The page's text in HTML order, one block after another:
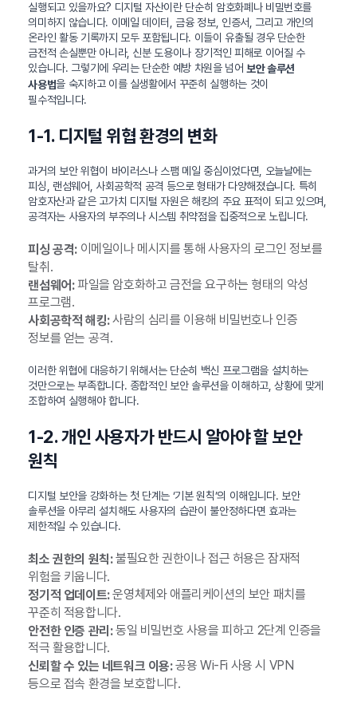
실행되고 있을까요? 디지털 자산이란 단순히 암호화폐나 비밀번호를
의미하지 않습니다. 이메일 데이터, 금융 정보, 인증서, 그리고 개인의
온라인 활동 기록까지 모두 포함됩니다. 이들이 유출될 경우 단순한
금전적 손실뿐만 아니라, 신분 도용이나 장기적인 피해로 이어질 수
있습니다. 그렇기에 우리는 단순한 예방 차원을 넘어 보안 솔루션
사용법을 숙지하고 이를 실생활에서 꾸준히 실행하는 것이
필수적입니다.
1-1. 디지털 위협 환경의 변화
과거의 보안 위협이 바이러스나 스팸 메일 중심이었다면, 오늘날에는
피싱, 랜섬웨어, 사회공학적 공격 등으로 형태가 다양해졌습니다. 특히
암호자산과 같은 고가치 디지털 자원은 해킹의 주요 표적이 되고 있으며,
공격자는 사용자의 부주의나 시스템 취약점을 집중적으로 노립니다.
피싱 공격:이메일이나 메시지를 통해 사용자의 로그인 정보를
탈취.
랜섬웨어:파일을 암호화하고 금전을 요구하는 형태의 악성
프로그램.
사회공학적 해킹:사람의 심리를 이용해 비밀번호나 인증
정보를 얻는 공격.
이러한 위협에 대응하기 위해서는 단순히 백신 프로그램을 설치하는
것만으로는 부족합니다. 종합적인 보안 솔루션을 이해하고, 상황에 맞게
조합하여 실행해야 합니다.
1-2. 개인 사용자가 반드시 알아야 할 보안
원칙
디지털 보안을 강화하는 첫 단계는 ‘기본 원칙’의 이해입니다. 보안
솔루션을 아무리 설치해도 사용자의 습관이 불안정하다면 효과는
제한적일 수 있습니다.
최소 권한의 원칙:불필요한 권한이나 접근 허용은 잠재적
위험을 키웁니다.
정기적 업데이트:운영체제와 애플리케이션의 보안 패치를
꾸준히 적용합니다.
안전한 인증 관리:동일 비밀번호 사용을 피하고 2단계 인증을
적극 활용합니다.
신뢰할 수 있는 네트워크 이용:공용 Wi-Fi 사용 시 VPN
등으로 접속 환경을 보호합니다.